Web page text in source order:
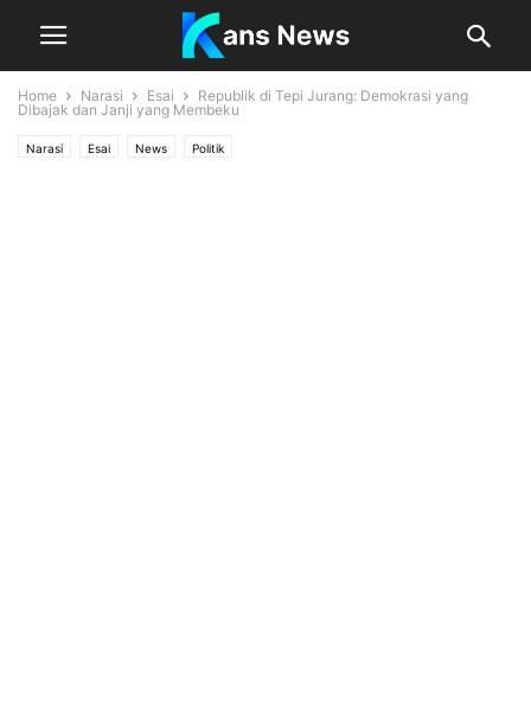
Home Narasi Esai
Republik di Tepi Jurang: Demokrasi yang
Dibajak dan Janji yang Membeku
Narasi Esai News Politik